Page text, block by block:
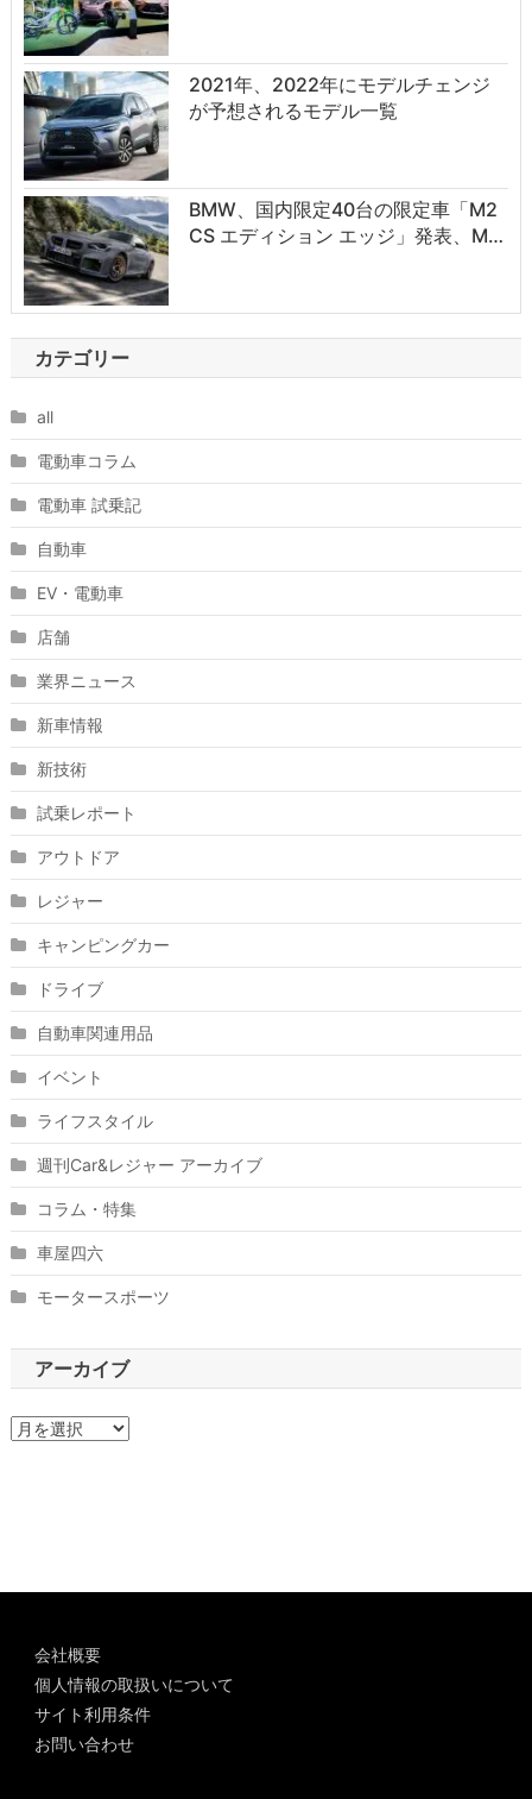
2021年、2022年にモデルチェンジ
が予想されるモデル一覧
BMW、国内限定40台の限定車「M2
CS エディション エッジ」発表、M…
カテゴリー
all
電動車コラム
電動車 試乗記
自動車
EV・電動車
店舗
業界ニュース
新車情報
新技術
試乗レポート
アウトドア
レジャー
キャンピングカー
ドライブ
自動車関連用品
イベント
ライフスタイル
週刊Car&レジャー アーカイブ
コラム・特集
車屋四六
モータースポーツ
アーカイブ
ア
会社概要
個人情報の取扱いについて
サイト利用条件
お問い合わせ